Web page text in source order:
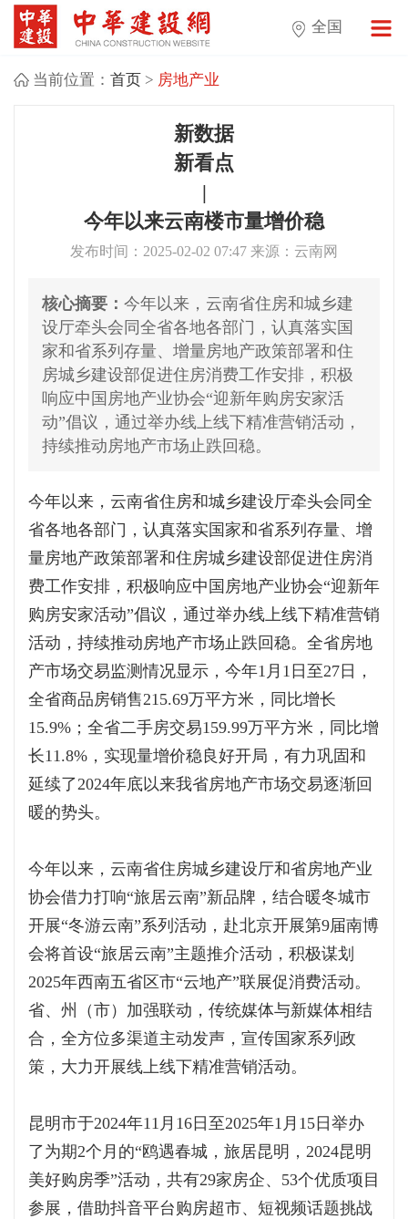
全国
当前位置： 首页> 房地产业
新数据
新看点
|
今年以来云南楼市量增价稳
发布时间：2025-02-02 07:47 来源：云南网
核心摘要： 今年以来，云南省住房和城乡建
设厅牵头会同全省各地各部门，认真落实国
家和省系列存量、增量房地产政策部署和住
房城乡建设部促进住房消费工作安排，积极
响应中国房地产业协会“迎新年购房安家活
动”倡议，通过举办线上线下精准营销活动，
持续推动房地产市场止跌回稳。
今年以来，云南省住房和城乡建设厅牵头会同全
省各地各部门，认真落实国家和省系列存量、增
量房地产政策部署和住房城乡建设部促进住房消
费工作安排，积极响应中国房地产业协会“迎新年
购房安家活动”倡议，通过举办线上线下精准营销
活动，持续推动房地产市场止跌回稳。全省房地
产市场交易监测情况显示，今年1月1日至27日，
全省商品房销售215.69万平方米，同比增长
15.9%；全省二手房交易159.99万平方米，同比增
长11.8%，实现量增价稳良好开局，有力巩固和
延续了2024年底以来我省房地产市场交易逐渐回
暖的势头。
今年以来，云南省住房城乡建设厅和省房地产业
协会借力打响“旅居云南”新品牌，结合暖冬城市
开展“冬游云南”系列活动，赴北京开展第9届南博
会将首设“旅居云南”主题推介活动，积极谋划
2025年西南五省区市“云地产”联展促消费活动。
省、州（市）加强联动，传统媒体与新媒体相结
合，全方位多渠道主动发声，宣传国家系列政
策，大力开展线上线下精准营销活动。
昆明市于2024年11月16日至2025年1月15日举办
了为期2个月的“鸥遇春城，旅居昆明，2024昆明
美好购房季”活动，共有29家房企、53个优质项目
参展，借助抖音平台购房超市、短视频话题挑战